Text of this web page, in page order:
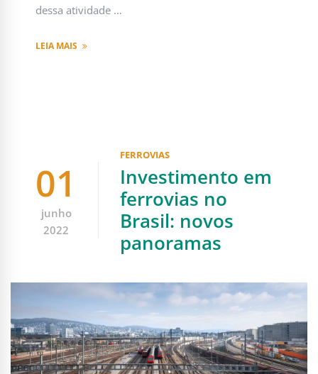
dessa atividade …
LEIA MAIS
01
junho
2022
FERROVIAS
Investimento em
ferrovias no
Brasil: novos
panoramas